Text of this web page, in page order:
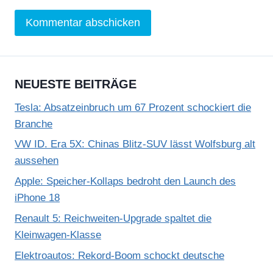
NEUESTE BEITRÄGE
Tesla: Absatzeinbruch um 67 Prozent schockiert die
Branche
VW ID. Era 5X: Chinas Blitz-SUV lässt Wolfsburg alt
aussehen
Apple: Speicher-Kollaps bedroht den Launch des
iPhone 18
Renault 5: Reichweiten-Upgrade spaltet die
Kleinwagen-Klasse
Elektroautos: Rekord-Boom schockt deutsche